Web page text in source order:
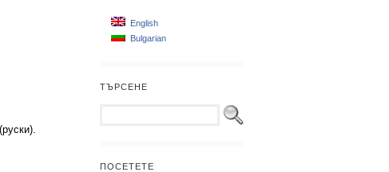
English
Bulgarian
ТЪРСЕНЕ
ПОСЕТЕТЕ